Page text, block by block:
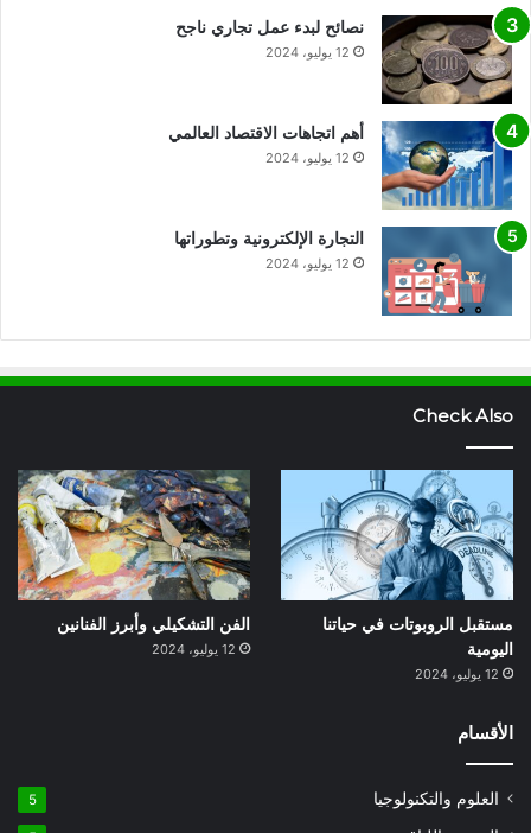
نصائح لبدء عمل تجاري ناجح
12 يوليو، 2024
أهم اتجاهات الاقتصاد العالمي
12 يوليو، 2024
التجارة الإلكترونية وتطوراتها
12 يوليو، 2024
Check Also
مستقبل الروبوتات في حياتنا
اليومية
12 يوليو، 2024
الفن التشكيلي وأبرز الفنانين
12 يوليو، 2024
الأقسام
العلوم والتكنولوجيا 5